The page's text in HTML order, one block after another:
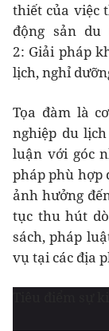
thiết của việc
động sản du
2: Giải pháp
lịch, nghỉ
Tọa đàm là
nghiệp du
luận với góc
pháp phù hợp
ảnh hưởng
tục thu hút
sách, pháp
vụ tại các địa